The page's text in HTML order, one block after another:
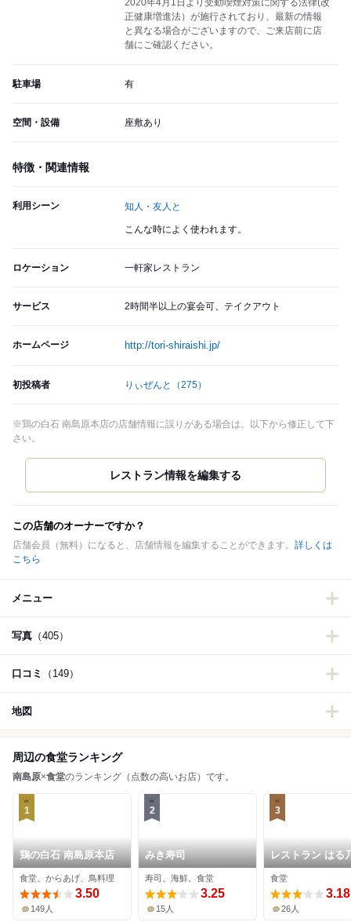
2020年4月1日より受動喫煙対策に関する法律(改
正健康増進法）が施行されており、最新の情報
と異なる場合がございますので、ご来店前に店
舗にご確認ください。
駐車場 有
空間・設備 座敷あり
特徴・関連情報
利用シーン 知人・友人と
こんな時によく使われます。
ロケーション 一軒家レストラン
サービス 2時間半以上の宴会可、テイクアウト
ホームページ http://tori-shiraishi.jp/
初投稿者 りぃぜんと （275）
※鶏の白石 南島原本店の店舗情報に誤りがある場合は、以下から修正して下
さい。
この店舗のオーナーですか？
店舗会員（無料）になると、店舗情報を編集することができます。 詳しくは
こちら
メニュー
写真 （405）
口コミ （149）
地図
周辺の食堂ランキング
南島原×食堂のランキング（点数の高いお店）です。
1
鶏の白石 南島原本店
食堂、からあげ、鳥料理
3.50
149人
2
みき寿司
寿司、海鮮、食堂
3.25
15人
3
レストラン はる
食堂
3.18
26人